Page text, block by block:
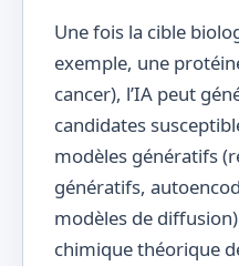
Une fois la cible
exemple, une
cancer), l’IA peut
candidates
modèles génératifs
génératifs,
modèles de
chimique théorique